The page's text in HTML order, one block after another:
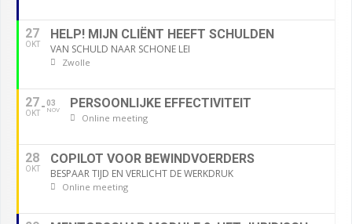
27
OKT
HELP! MIJN CLIËNT HEEFT SCHULDEN
VAN SCHULD NAAR SCHONE LEI
Zwolle
27
OKT
03
NOV PERSOONLIJKE EFFECTIVITEIT
Online meeting
28
OKT
COPILOT VOOR BEWINDVOERDERS
BESPAAR TIJD EN VERLICHT DE WERKDRUK
Online meeting